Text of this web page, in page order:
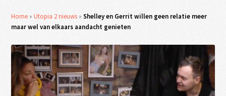
Home »Utopia 2 nieuws »Shelley en Gerrit willen geen relatie meer
maar wel van elkaars aandacht genieten